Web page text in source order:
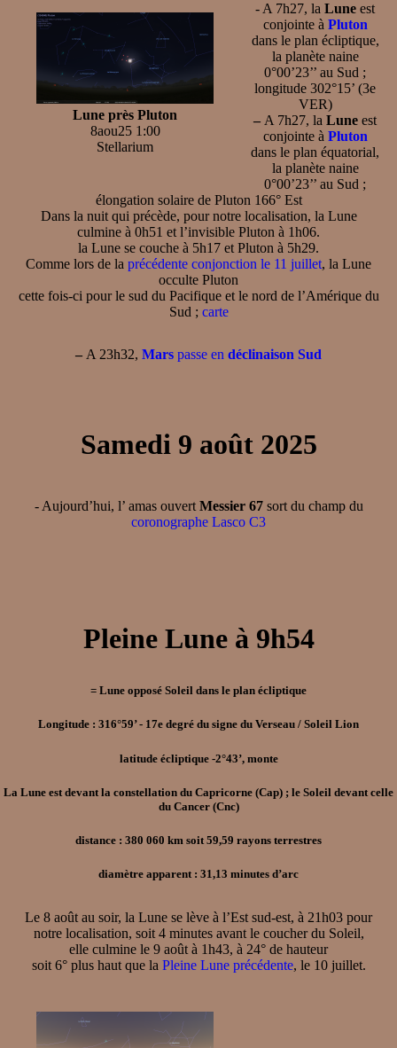
Lune près Pluton
8aou25 1:00
Stellarium
- A 7h27, la Lune est
conjointe à Pluton
dans le plan écliptique,
la planète naine
0°00’23’’ au Sud ;
longitude 302°15’ (3e
VER)
– A 7h27, la Lune est
conjointe à Pluton
dans le plan équatorial,
la planète naine
0°00’23’’ au Sud ;
élongation solaire de Pluton 166° Est
Dans la nuit qui précède, pour notre localisation, la Lune
culmine à 0h51 et l’invisible Pluton à 1h06.
la Lune se couche à 5h17 et Pluton à 5h29.
Comme lors de la précédente conjonction le 11 juillet, la Lune
occulte Pluton
cette fois-ci pour le sud du Pacifique et le nord de l’Amérique du
Sud ; carte
– A 23h32, Mars passe en déclinaison Sud
Samedi 9 août 2025
- Aujourd’hui, l’ amas ouvert Messier 67sort du champ du
coronographe Lasco C3
Pleine Lune à 9h54
= Lune opposé Soleil dans le plan écliptique
Longitude : 316°59’ - 17e degré du signe du Verseau / Soleil Lion
latitude écliptique -2°43’, monte
La Lune est devant la constellation du Capricorne (Cap) ; le Soleil devant celle
du Cancer (Cnc)
distance : 380 060 km soit 59,59 rayons terrestres
diamètre apparent : 31,13 minutes d’arc
Le 8 août au soir, la Lune se lève à l’Est sud-est, à 21h03 pour
notre localisation, soit 4 minutes avant le coucher du Soleil,
elle culmine le 9 août à 1h43, à 24° de hauteur
soit 6° plus haut que la Pleine Lune précédente, le 10 juillet.